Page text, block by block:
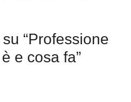
“Professione
e cosa fa”